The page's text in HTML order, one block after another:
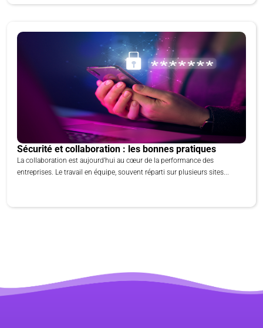
Sécurité et collaboration : les bonnes pratiques
La collaboration est aujourd’hui au cœur de la performance des
entreprises. Le travail en équipe, souvent réparti sur plusieurs sites...